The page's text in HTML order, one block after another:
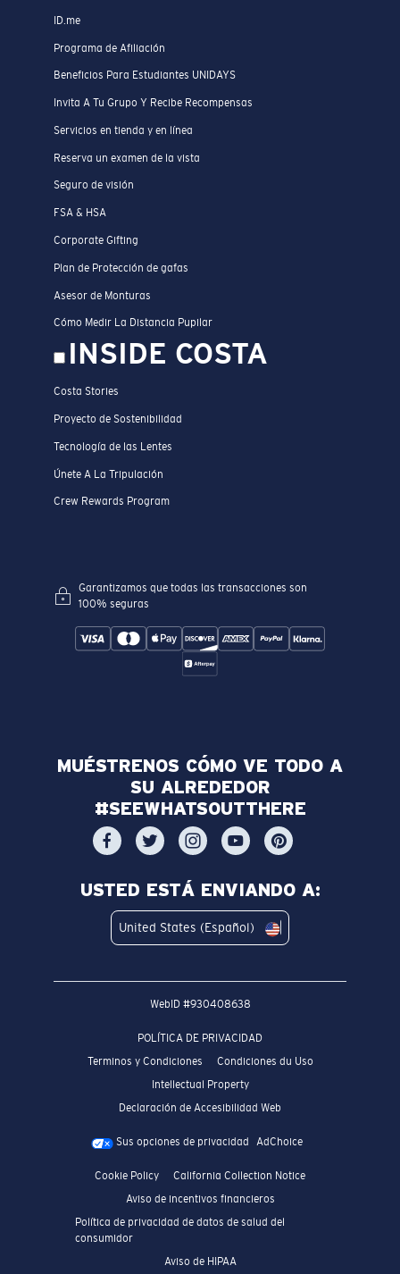
ID.me
Programa de Afiliación
Beneficios Para Estudiantes UNIDAYS
Invita A Tu Grupo Y Recibe Recompensas
Servicios en tienda y en línea
Reserva un examen de la vista
Seguro de visión
FSA & HSA
Corporate Gifting
Plan de Protección de gafas
Asesor de Monturas
Cómo Medir La Distancia Pupilar
INSIDE COSTA
Costa Stories
Proyecto de Sostenibilidad
Tecnología de las Lentes
Únete A La Tripulación
Crew Rewards Program
Garantizamos que todas las transacciones son
100% seguras
MUÉSTRENOS CÓMO VE TODO A
SU ALREDEDOR
#SEEWHATSOUTTHERE
USTED ESTÁ ENVIANDO A:
United States (Español)
WebID #930408638
POLÍTICA DE PRIVACIDAD
Terminos y Condiciones
Condiciones du Uso
Intellectual Property
Declaración de Accesibilidad Web
Sus opciones de privacidad AdChoice
Cookie Policy
California Collection Notice
Aviso de incentivos financieros
Política de privacidad de datos de salud del
consumidor
Aviso de HIPAA